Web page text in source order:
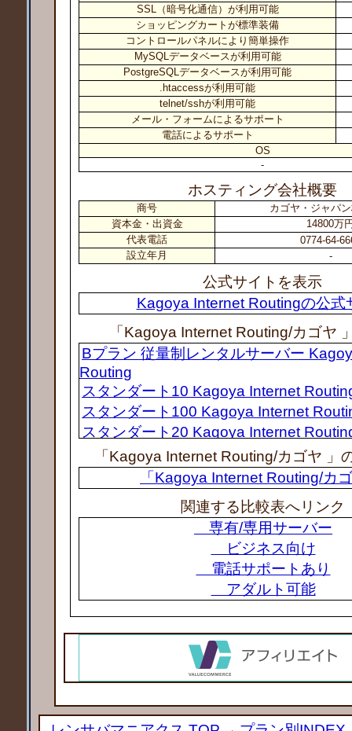
SSL（暗号化通信）が利用可能
ショッピングカートが標準装備
コントロールパネルにより簡単操作
MySQLデータベースが利用可能
PostgreSQLデータベースが利用可能
.htaccessが利用可能
telnet/sshが利用可能
メール・フォームによるサポート
電話によるサポート
OS
-
ホスティング会社概要
商号
カゴヤ・ジャパ
資本金・出資金
14800万
代表電話
0774-64-
設立年月
-
公式サイトを表示
Kagoya Internet Routingの公式
「Kagoya Internet Routing/カゴヤ
Bプラン 従量制レンタルサーバー
Routing
スタンダート10 Kagoya Internet
スタンダート100 Kagoya Internet
スタンダート20 Kagoya Internet
スタンダート40 Kagoya Internet
regular専用100 Kagoya Internet Routing
advance専用1000 Kagoya Internet
regular専用200 Kagoya Internet Routing
entry専用50 Kagoya Internet Routing
advance専用500 Kagoya Internet
「Kagoya Internet Routing/カゴヤ 」
「Kagoya Internet Routing/カ
関連する比較表へリンク
専有/専用サーバー
ビジネス向け
電話サポートあり
アダルト可能